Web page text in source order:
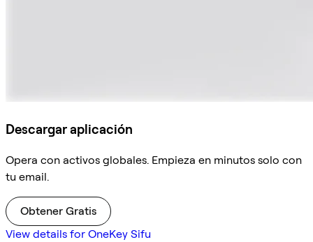
Descargar aplicación
Opera con activos globales. Empieza en minutos solo con
tu email.
Obtener Gratis
View details for OneKey Sifu